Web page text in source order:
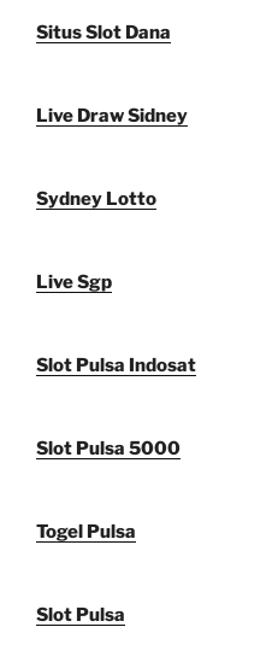
Situs Slot Dana
Live Draw Sidney
Sydney Lotto
Live Sgp
Slot Pulsa Indosat
Slot Pulsa 5000
Togel Pulsa
Slot Pulsa